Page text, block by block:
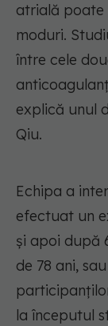
atrială poate
moduri.
între cele
explică unul
Qiu.
Echipa a
efectuat un
și apoi după
de 78 ani,
la începutul